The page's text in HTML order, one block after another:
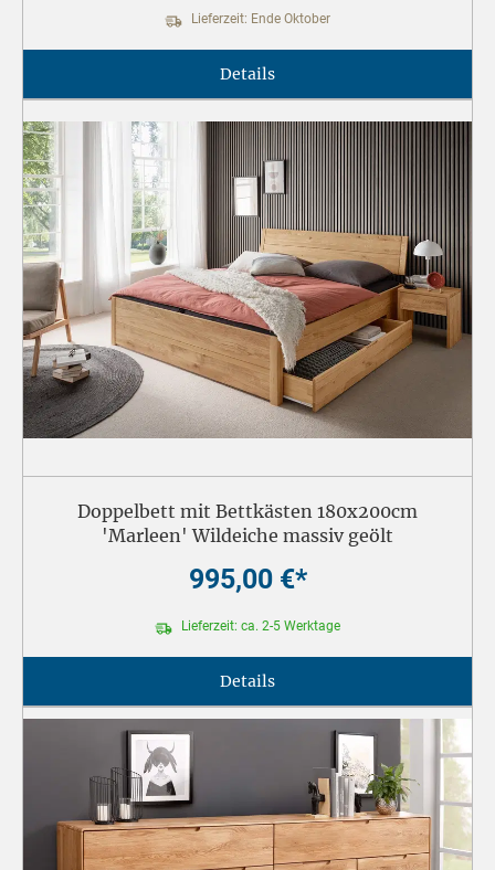
Lieferzeit: Ende Oktober
Details
Doppelbett mit Bettkästen 180x200cm
'Marleen' Wildeiche massiv geölt
995,00 €*
Lieferzeit: ca. 2-5 Werktage
Details